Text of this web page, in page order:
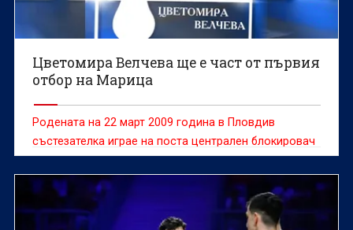
Цветомира Велчева ще е част от първия
отбор на Марица
Родената на 22 март 2009 година в Пловдив
състезателка играе на поста централен блокировач